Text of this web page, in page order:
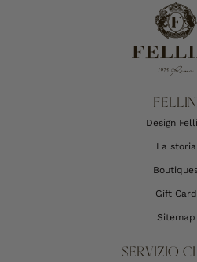
Design
La storia
Gift Card
Sitemap
SERVIZIO